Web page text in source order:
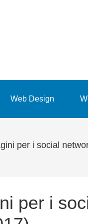
Web Design
per i social
per i